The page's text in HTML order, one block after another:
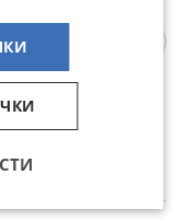
30 юли